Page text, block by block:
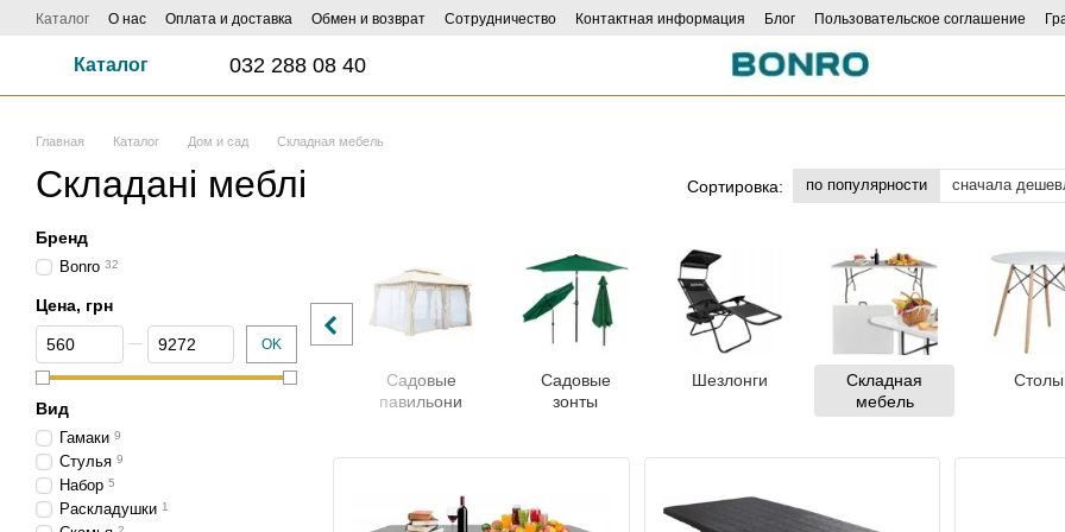
Перейти к основному контенту
Каталог О нас Оплата и доставка Обмен и возврат Сотрудничество Контактная информация Блог Пользовательское соглашение
Каталог 032 288 08 40
Главная Каталог Дом и сад Складная мебель
Складані меблі Сортировка: по популярности сначала
Подставки для
Комплектующие
Садовые
павильони
Садовые
зонты
Шезлонги
Складная
мебель
Столы
Бренд
Bonro 32
Цена, грн
От Цена, грн
До Цена, грн OK
Вид
Гамаки 9
Стулья 9
Набор 5
Раскладушки 1